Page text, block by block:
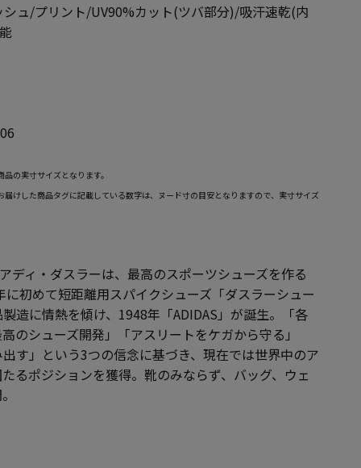
ュ/プリント/UV90%カット(ツバ部分)/吸汗速乾(内
の実寸サイズとなります。
けした商品タグに記載している数字は、ヌード寸の目安となりますので、実寸サイズ
ディ・ダスラーは、最高のスポーツシューズを作る
初めて短距離用スパイクシューズ「ダスラーシュー
造に情熱を傾け、1948年「ADIDAS」が誕生。「各
のシューズ開発」「アスリートをケガから守る」
す」という3つの信念に基づき、現在では世界中のア
るポジションを獲得。靴のみならず、バッグ、ウェ